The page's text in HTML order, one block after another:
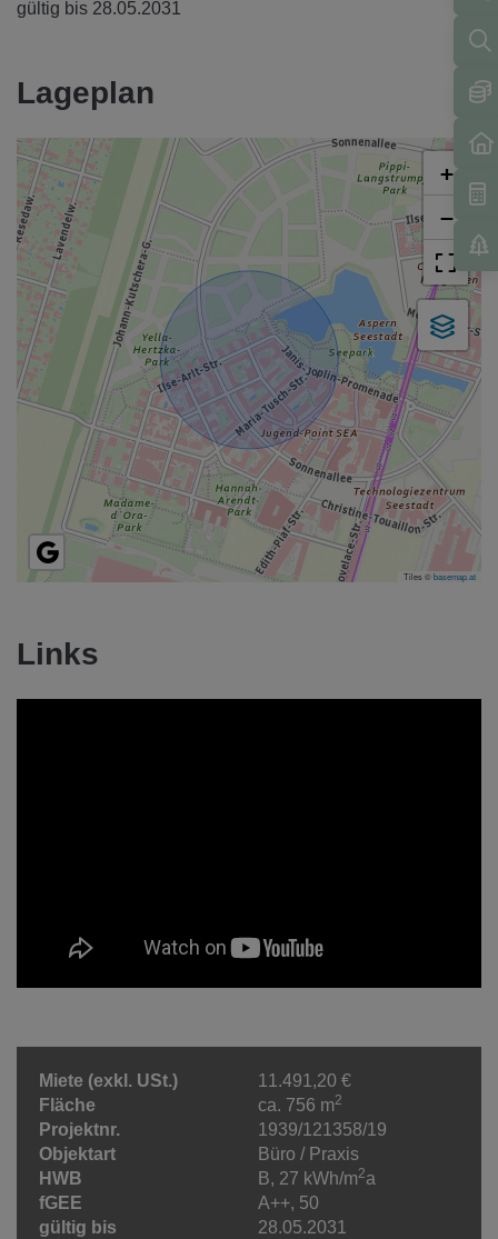
gültig bis 28.05.2031
Lageplan
+
−
Tiles ©basemap.at
Links
Miete (exkl. USt.)
11.491,20 €
Fläche
ca. 756 m2
Projektnr.
1939/121358/19
Objektart
Büro / Praxis
HWB
B, 27 kWh/m2a
fGEE
A++, 50
gültig bis
28.05.2031